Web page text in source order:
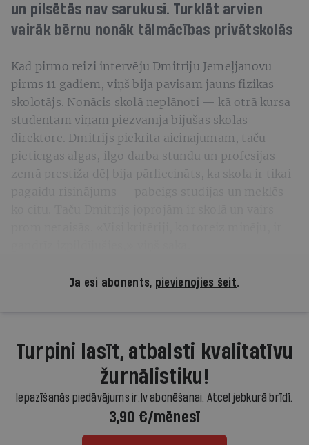
un pilsētās nav sarukusi. Turklāt arvien
vairāk bērnu nonāk tālmācības privātskolās
Kad pirmo reizi intervēju Dmitriju Jemeļjanovu
pirms 11 gadiem, viņš bija pavisam jauns fizikas
skolotājs. Nonācis skolā neplānoti — kā otrā kursa
studentam viņam piezvanīja bijušās skolas
direktore. Dmitrijs piekrita aicinājumam, taču
pieticīgās algas, ilgo darba stundu un profesijas
zemā prestiža dēļ bija pārliecināts, ka skola ir tikai
Ja esi abonents, pievienojies šeit.
Turpini lasīt, atbalsti kvalitatīvu
žurnālistiku!
Iepazīšanās piedāvājums ir.lv abonēšanai. Atcel jebkurā brīdī.
3,90 €/mēnesī